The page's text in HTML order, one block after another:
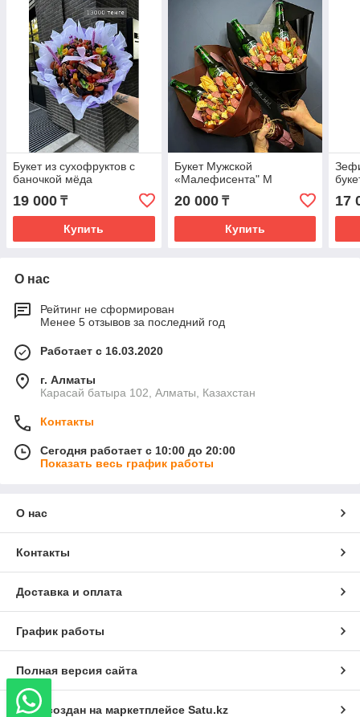
Букет из сухофруктов с
баночкой мёда
19 000 ₸
Купить
Букет Мужской
«Малефисента" М
20 000₸
Купить
17
О нас
Рейтинг не сформирован
Менее 5 отзывов за последний год
Работает с 16.03.2020
г. Алматы
Карасай батыра 102, Алматы, Казахстан
Контакты
Сегодня работает с 10:00 до 20:00
Показать весь график работы
О нас
Контакты
Доставка и оплата
График работы
Полная версия сайта
Сайт создан на маркетплейсе Satu.kz